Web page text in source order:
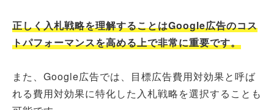
正しく入札戦略を理解することはGoogle広告のコス
トパフォーマンスを高める上で非常に重要です。
また、Google広告では、目標広告費用対効果と呼ば
れる費用対効果に特化した入札戦略を選択することも